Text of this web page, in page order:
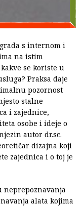
s internom i
na istim
se koriste u
Praksa daje
pozornost
stalne
i zajednice,
osobe i ideje o
autor dr.sc.
dizajna koji
zajednica i o toj je
neprepoznavanja
alata kojima